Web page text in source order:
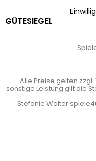
GÜTESIEGEL
Alle Preise gelten
sonstige Leistung gilt die
Stefanie Walter